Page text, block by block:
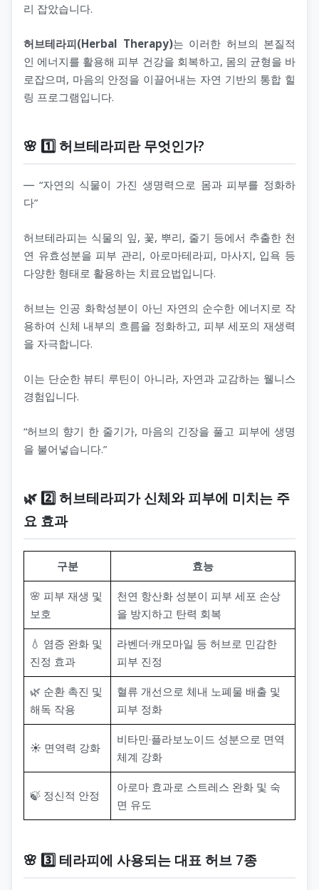
리 잡았습니다.
허브테라피(Herbal Therapy)는 이러한 허브의 본질적
인 에너지를 활용해 피부 건강을 회복하고, 몸의 균형을 바
로잡으며, 마음의 안정을 이끌어내는 자연 기반의 통합 힐
링 프로그램입니다.
🌸 1️⃣ 허브테라피란 무엇인가?
― “자연의 식물이 가진 생명력으로 몸과 피부를 정화하
다”
허브테라피는 식물의 잎, 꽃, 뿌리, 줄기 등에서 추출한 천
연 유효성분을 피부 관리, 아로마테라피, 마사지, 입욕 등
다양한 형태로 활용하는 치료요법입니다.
허브는 인공 화학성분이 아닌 자연의 순수한 에너지로 작
용하여 신체 내부의 흐름을 정화하고, 피부 세포의 재생력
을 자극합니다.
이는 단순한 뷰티 루틴이 아니라, 자연과 교감하는 웰니스
경험입니다.
“허브의 향기 한 줄기가, 마음의 긴장을 풀고 피부에 생명
을 불어넣습니다.”
🌿 2️⃣ 허브테라피가 신체와 피부에 미치는 주
요 효과
구분 효능
🌸 피부 재생 및
보호
천연 항산화 성분이 피부 세포 손상
을 방지하고 탄력 회복
💧 염증 완화 및
진정 효과
라벤더·캐모마일 등 허브로 민감한
피부 진정
🌿 순환 촉진 및
해독 작용
혈류 개선으로 체내 노폐물 배출 및
피부 정화
☀️ 면역력 강화
비타민·플라보노이드 성분으로 면역
체계 강화
🍃 정신적 안정
아로마 효과로 스트레스 완화 및 숙
면 유도
🌸 3️⃣ 테라피에 사용되는 대표 허브 7종